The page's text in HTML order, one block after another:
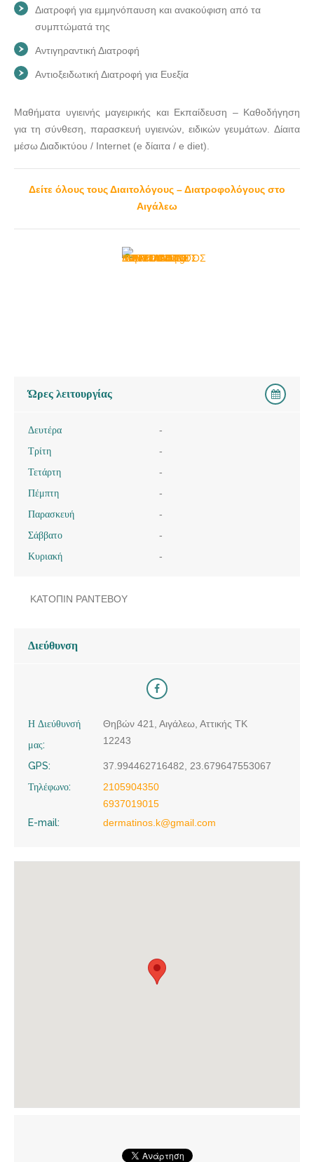
Διατροφή για εμμηνόπαυση και ανακούφιση από τα
συμπτώματά της
Αντιγηραντική Διατροφή
Αντιοξειδωτική Διατροφή για Ευεξία
Μαθήματα υγιεινής μαγειρικής και Εκπαίδευση – Καθοδήγηση
για τη σύνθεση, παρασκευή υγιεινών, ειδικών γευμάτων. Δίαιτα
μέσω Διαδικτύου / Internet (e δίαιτα / e diet).
Δείτε όλους τους Διαιτολόγους – Διατροφολόγους στο
Αιγάλεω
Ώρες λειτουργίας
Δευτέρα
-
Τρίτη
-
Τετάρτη
-
Πέμπτη
-
Παρασκευή
-
Σάββατο
-
Κυριακή
-
ΚΑΤΟΠΙΝ ΡΑΝΤΕΒΟΥ
Διεύθυνση
Η Διεύθυνσή
μας:
Θηβών 421, Αιγάλεω, Αττικής ΤΚ
12243
GPS:
37.994462716482, 23.679647553067
Τηλέφωνο:
2105904350
6937019015
E-mail:
dermatinos.k@gmail.com